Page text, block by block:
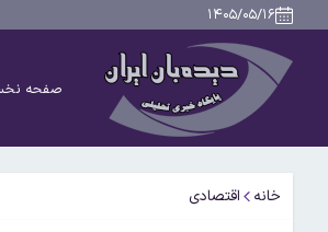
۱۴۰۵/۰۵/۱۶
صفحه
خانه اقتصادی